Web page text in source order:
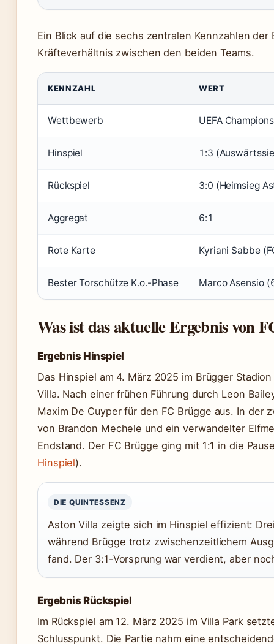
Ein Blick auf die sechs zentralen Kennzahlen
Kräfteverhältnis zwischen den beiden Teams.
KENNZAHL WERT
Wettbewerb UEFA
Hinspiel 1:3
Rückspiel 3:0 (Heimsieg
Aggregat 6:1
Rote Karte Kyriani Sabbe
Bester Torschütze K.o.-Phase Marco Asensio
Was ist das aktuelle Ergebnis von
Ergebnis Hinspiel
Das Hinspiel am 4. März 2025 im Brügger
Villa. Nach einer frühen Führung durch Leon
Maxim De Cuyper für den FC Brügge aus. In der
von Brandon Mechele und ein verwandelter
Endstand. Der FC Brügge ging mit 1:1 in die
Hinspiel).
DIE QUINTESSENZ
Aston Villa zeigte sich im Hinspiel effizient:
während Brügge trotz zwischenzeitlichem
fand. Der 3:1-Vorsprung war verdient, aber
Ergebnis Rückspiel
Im Rückspiel am 12. März 2025 im Villa Park
Schlusspunkt. Die Partie nahm eine